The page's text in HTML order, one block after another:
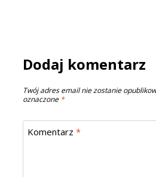
Dodaj komentarz
Twój adres email nie zostanie
oznaczone *
Komentarz *